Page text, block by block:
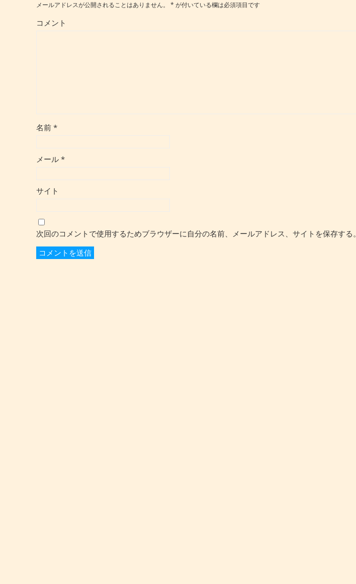
メールアドレスが公開されることはありません。 * が付いている欄は必須項目です
コメント
名前 *
メール *
サイト
次回のコメントで使用するためブラウザーに自分の名前、メールアドレス、サイトを保存する。